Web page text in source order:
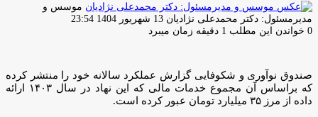
موسس و
مدیرمسئول: دکتر محمدعلی نژادیان ارسال
ایمیل
13 شهریور 1404 23:54
0 خواندن این مطلب 1 دقیقه زمان میبرد
صندوق نوآوری و شکوفایی گزارش عملکرد سالانه خود را منتشر کرده
که براساس آن مجموع خدمات مالی که این نهاد در سال ۱۴۰۳ ارائه
داده از مرز ۳۵ میلیارد تومان عبور کرده است.